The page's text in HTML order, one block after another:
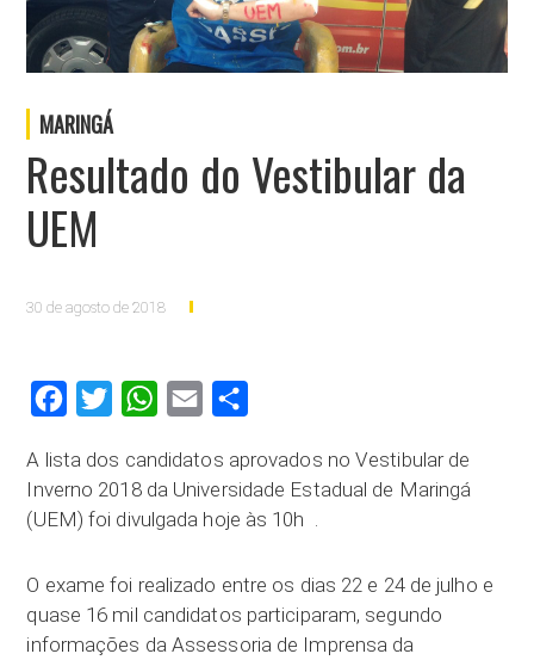
MARINGÁ
Resultado do Vestibular da
UEM
30 de agosto de 2018
FacebookTwitter WhatsApp
Email
A lista dos candidatos aprovados no Vestibular de
Inverno 2018 da Universidade Estadual de Maringá
(UEM) foi divulgada hoje às 10h .
O exame foi realizado entre os dias 22 e 24 de julho e
quase 16 mil candidatos participaram, segundo
informações da Assessoria de Imprensa da